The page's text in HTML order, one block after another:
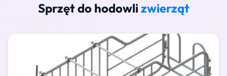
Sprzęt do hodowli zwierząt